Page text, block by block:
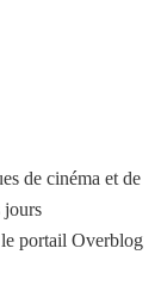
de cinéma et de
jours
portail Overblog